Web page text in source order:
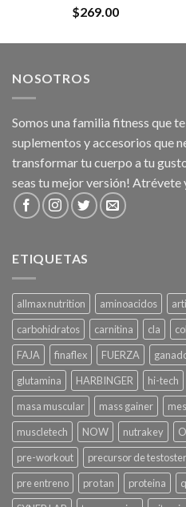
$269.00
NOSOTROS
Somos una familia fitness que
suplementos y accesorios que
transformar tu cuerpo a tu
seas tu mejor versión! Atrévete
ETIQUETAS
allmax nutrition aminoacidos
carbohidratos
carnitina cla
FAJA
finaflex FUERZA
glutamina
HARBINGER hi-tech
masa muscular
mass gainer
muscletech
NOW nutrakey
pre-workout
precursor de
pre entreno
pro tan proteina